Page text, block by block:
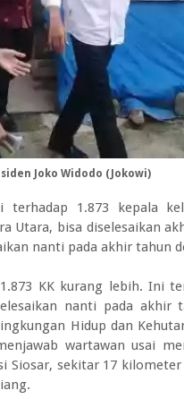
Joko Widodo (Jokowi)
terhadap 1.873 kepala
Utara, bisa diselesaikan
nanti pada akhir tahun
KK kurang lebih. Ini
nanti pada akhir
Hidup dan
wartawan usai
Siosar, sekitar 17